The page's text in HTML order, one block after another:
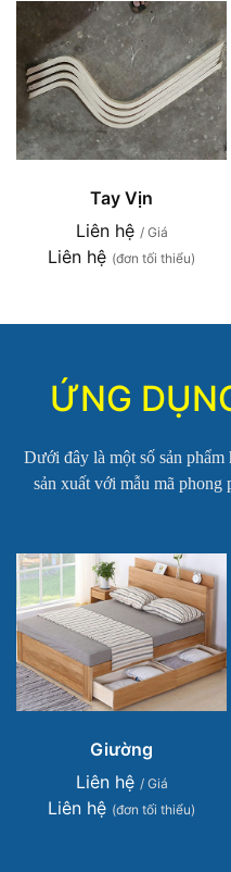
Tay Vịn
Liên hệ / Giá
Liên hệ (đơn tối thiểu)
ỨNG
Dưới đây là một số sản
sản xuất với mẫu mã
Giường
Liên hệ / Giá
Liên hệ (đơn tối thiểu)